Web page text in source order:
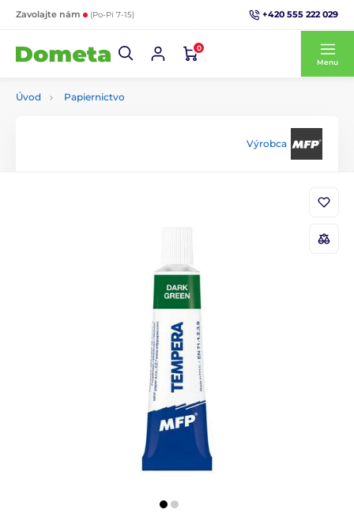
Zavolajte nám (Po-Pi 7-15) +420 555 222 029
0
Menu
Úvod Papiernictvo
Výrobca